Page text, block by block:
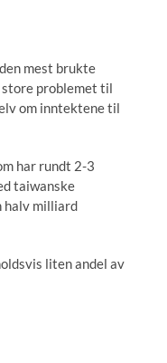
mest brukte
problemet til
om inntektene til
har rundt 2-3
taiwanske
halv milliard
liten andel av